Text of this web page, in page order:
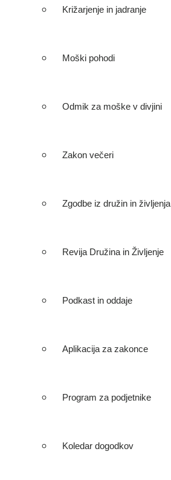
Križarjenje in jadranje
Moški pohodi
Odmik za moške v divjini
Zakon večeri
Zgodbe iz družin in življenja
Revija Družina in Življenje
Podkast in oddaje
Aplikacija za zakonce
Program za podjetnike
Koledar dogodkov